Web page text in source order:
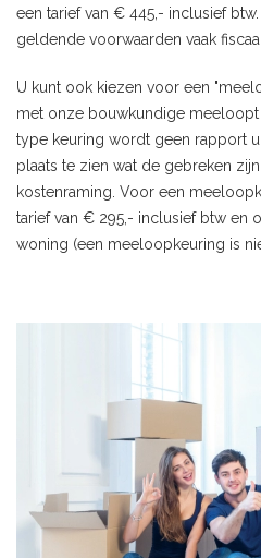
een tarief van € 445,- inclusief
geldende voorwaarden vaak
U kunt ook kiezen voor een
met onze bouwkundige
type keuring wordt geen rapport
plaats te zien wat de gebreken
kostenraming. Voor een
tarief van € 295,- inclusief btw en
woning (een meeloopkeuring is